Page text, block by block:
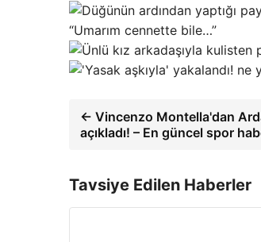
“Umarım cennette bile…”
← Vincenzo Montella'dan
açıkladı! – En güncel spor
Tavsiye Edilen Haberler